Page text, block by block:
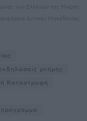
των Ελλήνων της Μικράς
Δυτικής Μακεδονίας
μνήμης
Καταστροφή
πρόγραμμα